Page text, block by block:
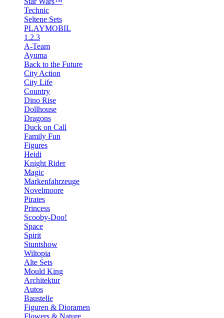
Technic
Seltene Sets
PLAYMOBIL
1.2.3
A-Team
Ayuma
Back to the Future
City Action
City Life
Country
Dino Rise
Dollhouse
Dragons
Duck on Call
Family Fun
Figures
Heidi
Knight Rider
Magic
Markenfahrzeuge
Novelmoore
Pirates
Princess
Scooby-Doo!
Space
Spirit
Stuntshow
Wiltopia
Alte Sets
Mould King
Architektur
Autos
Baustelle
Figuren & Dioramen
Flowers & Nature